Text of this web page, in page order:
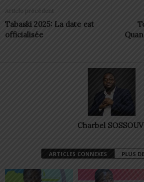
Article précédent
Tabaski 2025: La date est
officialisée
Charbel
ARTICLES CONNEXES PLUS